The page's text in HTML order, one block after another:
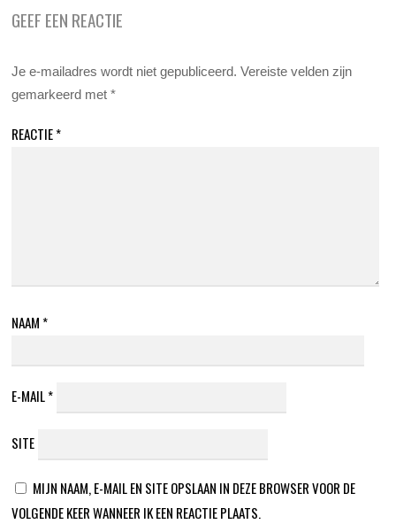
GEEF EEN REACTIE
Je e-mailadres wordt niet gepubliceerd. Vereiste velden zijn
gemarkeerd met*
REACTIE*
NAAM *
E-MAIL*
SITE
MIJN NAAM, E-MAIL EN SITE OPSLAAN IN DEZE BROWSER VOOR DE
VOLGENDE KEER WANNEER IK EEN REACTIE PLAATS.